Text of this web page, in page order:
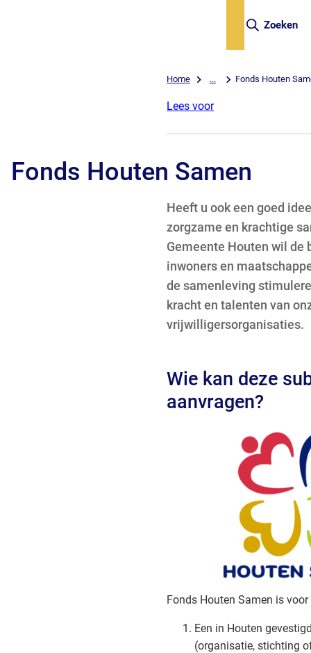
Zoeken
Home ... Fonds Houten
Lees voor
Fonds Houten Samen
Heeft u ook een goed
zorgzame en krachtige
Gemeente Houten wil de
inwoners en
de samenleving
kracht en talenten van
vrijwilligersorganisaties.
Wie kan deze
aanvragen?
Fonds Houten Samen is
Een in Houten
(organisatie, stichting